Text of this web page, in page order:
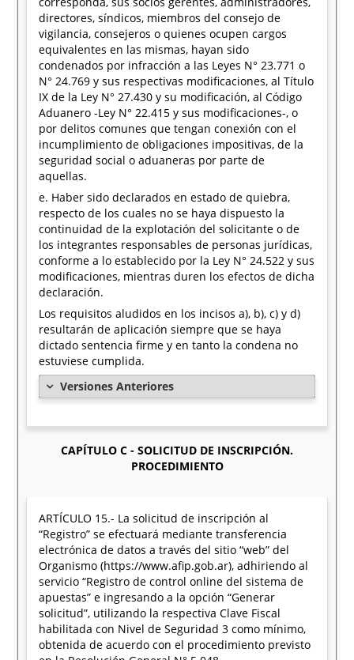
directores, síndicos, miembros del consejo de
vigilancia, consejeros o quienes ocupen cargos
equivalentes en las mismas, hayan sido
condenados por infracción a las Leyes N° 23.771 o
N° 24.769 y sus respectivas modificaciones, al Título
IX de la Ley N° 27.430 y su modificación, al Código
Aduanero -Ley N° 22.415 y sus modificaciones-, o
por delitos comunes que tengan conexión con el
incumplimiento de obligaciones impositivas, de la
seguridad social o aduaneras por parte de
aquellas.
e. Haber sido declarados en estado de quiebra,
respecto de los cuales no se haya dispuesto la
continuidad de la explotación del solicitante o de
los integrantes responsables de personas jurídicas,
conforme a lo establecido por la Ley N° 24.522 y sus
modificaciones, mientras duren los efectos de dicha
declaración.
Los requisitos aludidos en los incisos a), b), c) y d)
resultarán de aplicación siempre que se haya
dictado sentencia firme y en tanto la condena no
estuviese cumplida.
Versiones Anteriores
CAPÍTULO C - SOLICITUD DE INSCRIPCIÓN.
PROCEDIMIENTO
ARTÍCULO 15.- La solicitud de inscripción al
“Registro” se efectuará mediante transferencia
electrónica de datos a través del sitio “web” del
Organismo (https://www.afip.gob.ar), adhiriendo al
servicio “Registro de control online del sistema de
apuestas” e ingresando a la opción “Generar
solicitud”, utilizando la respectiva Clave Fiscal
habilitada con Nivel de Seguridad 3 como mínimo,
obtenida de acuerdo con el procedimiento previsto